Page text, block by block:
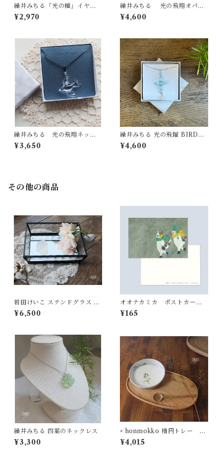
繰井みちる「光の種」イヤリ
ング
¥2,970
繰井みちる 光の飛翔オパー
ル プチネックレス
¥4,600
繰井みちる 光の飛翔ネック
レス クリア
¥3,650
繰井みちる 光の飛躍 BIRD&E
GGプチネックレス
¥4,600
その他の商品
岩田けいこ ステンドグラス ク
リアトレー（長方形）
¥6,500
オオナカミカ ポストカード
「スケート」
¥165
繰井みちる 四葉のネックレス
¥3,300
× honmokko 楕円トレー チ
ェリー
¥4,015